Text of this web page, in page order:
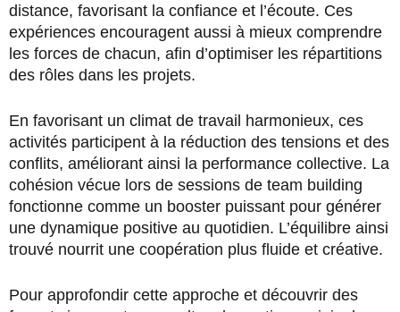
distance, favorisant la confiance et l’écoute. Ces
expériences encouragent aussi à mieux comprendre
les forces de chacun, afin d’optimiser les répartitions
des rôles dans les projets.
En favorisant un climat de travail harmonieux, ces
activités participent à la réduction des tensions et des
conflits, améliorant ainsi la performance collective. La
cohésion vécue lors de sessions de team building
fonctionne comme un booster puissant pour générer
une dynamique positive au quotidien. L’équilibre ainsi
trouvé nourrit une coopération plus fluide et créative.
Pour approfondir cette approche et découvrir des